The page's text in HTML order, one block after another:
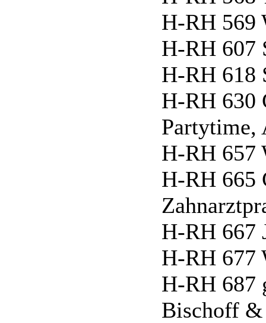
H-RH 569
H-RH 607
H-RH 618
H-RH 630
Partytime,
H-RH 657
H-RH 665
H-RH 667
H-RH 677
H-RH 687
Bischoff &